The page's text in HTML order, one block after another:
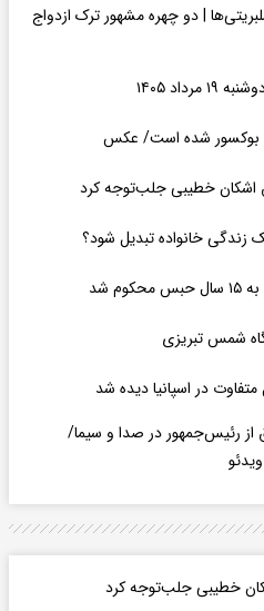
| دو چهره مشهور ترک ازدواج
۱۴۰۵
بوکسور شده است/ عکس
اشکان خطیبی جلب‌توجه کرد
زندگی خانواده تبدیل شود؟
شد
در اسپانیا دیده شد
از رئیس‌جمهور در صدا و سیما/
خطیبی جلب‌توجه کرد